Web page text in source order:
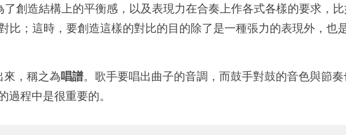
創造結構上的平衡感，以及表現力在合奏上作各式各樣的要求，
比；這時，要創造這樣的對比的目的除了是一種張力的表現外，也
來，稱之為唱譜。歌手要唱出曲子的音調，而鼓手對鼓的音色與節
過程中是很重要的。